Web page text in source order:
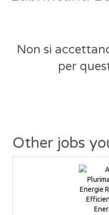
Non si
per
Other jobs